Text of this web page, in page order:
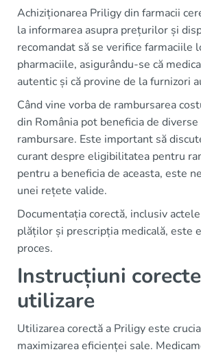
Achiziționarea Priligy din farmacii
la informarea asupra prețurilor și
recomandat să se verifice farmaciile
pharmaciile, asigurându-se că
autentic și că provine de la furnizori
Când vine vorba de rambursarea
din România pot beneficia de diverse
rambursare. Este important să
curant despre eligibilitatea pentru
pentru a beneficia de aceasta, este
unei rețete valide.
Documentația corectă, inclusiv
plăților și prescripția medicală, este
proces.
Instrucțiuni
utilizare
Utilizarea corectă a Priligy este
maximizarea eficienței sale.